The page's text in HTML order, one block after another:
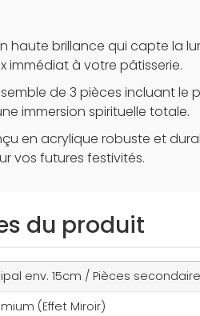
haute brillance qui capte la
immédiat à votre pâtisserie.
de 3 pièces incluant le
immersion spirituelle totale.
en acrylique robuste et
vos futures festivités.
du produit
env. 15cm / Pièces
(Effet Miroir)